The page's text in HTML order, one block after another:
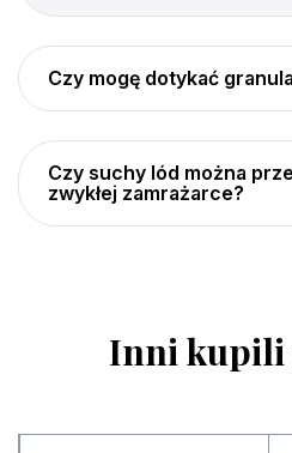
Czy mogę dotykać
Czy suchy lód można
zwykłej zamrażarce?
Inni kupili